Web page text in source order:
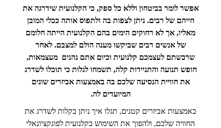
אפשר לומר בביטחון וללא כל ספק, כי הקלנועית שידרגה את
חייהם של רבים. ניתן לצפות בה ולתפוס אותה ככלי המובן
מאליו, אך לא רחוקים הימים בהם הקלנועית הייתה חלומם
של אנשים רבים שביקשו מענה הולם למצבם. לאחר
שרכשתם לעצמכם קלנועית וכיום אתם נהנים מעצמאות,
חופש תנועה והתניידות קלה, תשמחו לגלות כי תוכלו לשדרג
את חוויית הנסיעה שלכם בה באמצעות אביזרים שונים
המיועדים לה.
באמצעות אביזרים קטנים, תגלו איך ניתן בקלות לשדרג את
החוויה שלכם, ולהפוך את השימוש בקלנועית לפונקציונאלי